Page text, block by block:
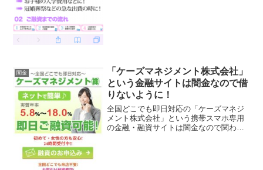
闇金
「ケーズマネジメント株式会社」
という金融サイトは闇金なので借
りないように！
全国どこでも即日対応の「ケーズマネジ
メント株式会社」という携帯スマホ専用
の金融・融資サイトは闇金なので関わら